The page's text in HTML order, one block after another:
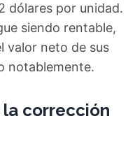
dólares por unidad.
siendo rentable,
valor neto de sus
notablemente.
corrección